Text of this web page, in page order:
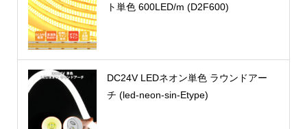
ト単色 600LED/m (D2F600)
DC24V LEDネオン単色 ラウンドアー
チ (led-neon-sin-Etype)